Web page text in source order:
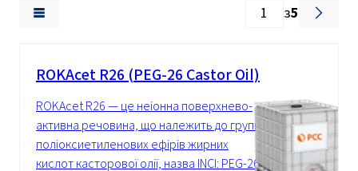
з5
ROKAcet R26 (PEG-26 Castor Oil)
ROKAcet R26 — це неіонна поверхнево-
активна речовина, що належить до групи
поліоксиетиленових ефірів жирних
кислот касторової олії, назва INCI: PEG-26